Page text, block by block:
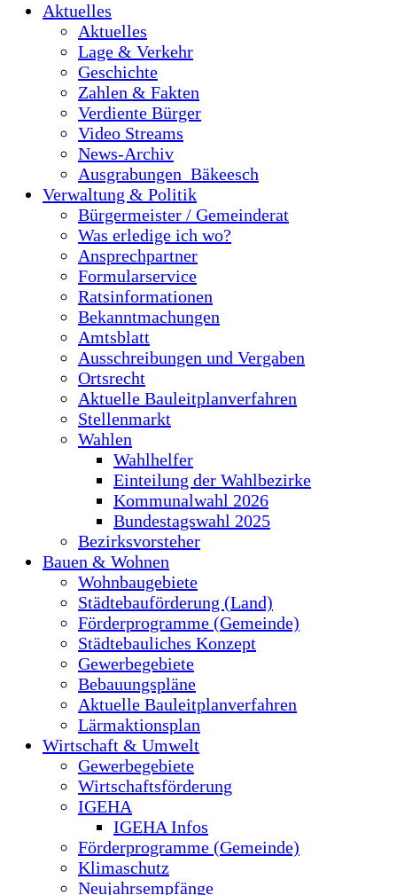
Aktuelles
Aktuelles
Lage & Verkehr
Geschichte
Zahlen & Fakten
Verdiente Bürger
Video Streams
News-Archiv
Ausgrabungen_Bäkeesch
Verwaltung & Politik
Bürgermeister / Gemeinderat
Was erledige ich wo?
Ansprechpartner
Formularservice
Ratsinformationen
Bekanntmachungen
Amtsblatt
Ausschreibungen und Vergaben
Ortsrecht
Aktuelle Bauleitplanverfahren
Stellenmarkt
Wahlen
Wahlhelfer
Einteilung der Wahlbezirke
Kommunalwahl 2026
Bundestagswahl 2025
Bezirksvorsteher
Bauen & Wohnen
Wohnbaugebiete
Städtebauförderung (Land)
Förderprogramme (Gemeinde)
Städtebauliches Konzept
Gewerbegebiete
Bebauungspläne
Aktuelle Bauleitplanverfahren
Lärmaktionsplan
Wirtschaft & Umwelt
Gewerbegebiete
Wirtschaftsförderung
IGEHA
IGEHA Infos
Förderprogramme (Gemeinde)
Klimaschutz
Neujahrsempfänge